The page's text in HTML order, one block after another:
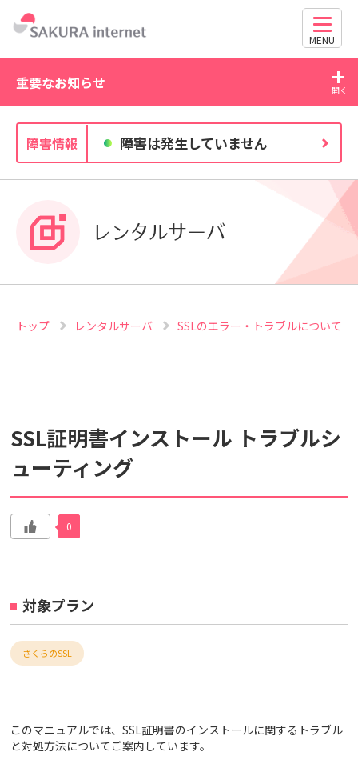
MENU
検索対象
サポート情報
動画マニュアル
個人情報保護のため、お名前や連絡先、会員IDを入力しないでください。
サイト内検索について
重要なお知らせ
2026/07/27
独自ドメイン、SSL証明書の有効期限と更新方法に関す
障害情報 障害は発生していません
レンタルサーバ
トップ レンタルサーバ SSLのエラー・トラブルについて
SSL証明書インストール トラブルシ
ューティング
0
対象プラン
さくらのSSL
このマニュアルでは、SSL証明書のインストールに関するトラブル
と対処方法についてご案内しています。